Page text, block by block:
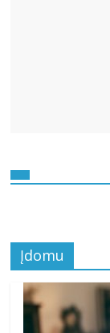
Įdomu